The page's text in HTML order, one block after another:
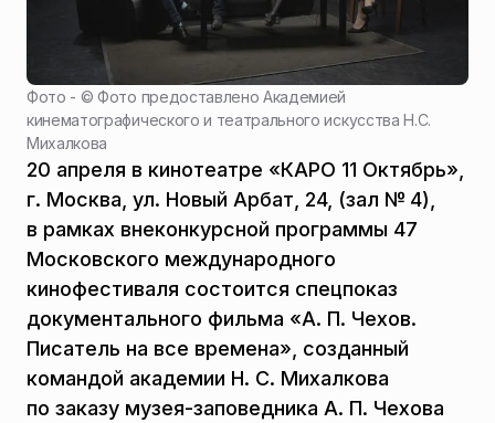
Фото - ©Фото предоставлено Академией
кинематографического и театрального искусства Н.С.
Михалкова
20 апреля в кинотеатре «КАРО 11 Октябрь»,
г. Москва, ул. Новый Арбат, 24, (зал № 4),
в рамках внеконкурсной программы 47
Московского международного
кинофестиваля состоится спецпоказ
документального фильма «А. П. Чехов.
Писатель на все времена», созданный
командой академии Н. С. Михалкова
по заказу музея-заповедника А. П. Чехова